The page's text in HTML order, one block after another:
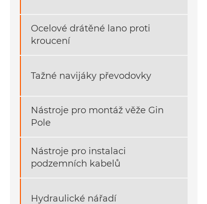
Ocelové drátěné lano proti
kroucení
Tažné navijáky převodovky
Nástroje pro montáž věže Gin
Pole
Nástroje pro instalaci
podzemních kabelů
Hydraulické nářadí